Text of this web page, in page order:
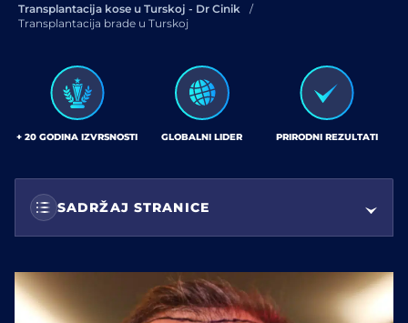
Transplantacija kose u Turskoj - Dr Cinik
Transplantacija brade u Turskoj
+ 20 GODINA IZVRSNOSTI GLOBALNI LIDER PRIRODNI REZULTATI
SADRŽAJ STRANICE